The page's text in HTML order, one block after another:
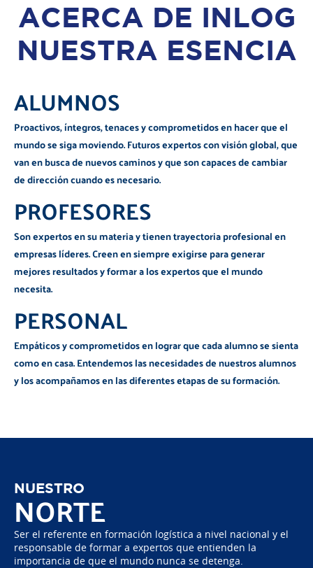
ACERCA DE INLOG
NUESTRA ESENCIA
ALUMNOS
Proactivos, íntegros, tenaces y comprometidos en hacer que el
mundo se siga moviendo. Futuros expertos con visión global, que
van en busca de nuevos caminos y que son capaces de cambiar
de dirección cuando es necesario.
PROFESORES
Son expertos en su materia y tienen trayectoria profesional en
empresas líderes. Creen en siempre exigirse para generar
mejores resultados y formar a los expertos que el mundo
necesita.
PERSONAL
Empáticos y comprometidos en lograr que cada alumno se sienta
como en casa. Entendemos las necesidades de nuestros alumnos
y los acompañamos en las diferentes etapas de su formación.
NUESTRO
NORTE
Ser el referente en formación logística a nivel nacional y el
responsable de formar a expertos que entienden la
importancia de que el mundo nunca se detenga.